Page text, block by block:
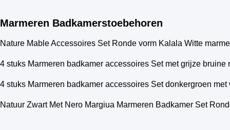
Marmeren Badkamerstoebehoren
Nature Mable Accessoires Set Ronde vorm Kalala Witte
4 stuks Marmeren badkamer accessoires Set met grijze bruine
4 stuks Marmeren badkamer accessoires Set donkergroen
Natuur Zwart Met Nero Margiua Marmeren Badkamer Set